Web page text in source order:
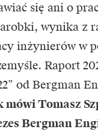
się ani o
wynika z
inżynierów w
Raport
od Bergman
mówi Tomasz
Bergman